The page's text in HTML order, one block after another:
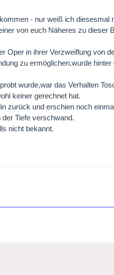
- nur weiß ich diesesmal
von euch Näheres zu dieser
Oper in ihrer Verzweiflung von
zu ermöglichen,wurde
wurde,war das Verhalten
keiner gerechnet hat.
zurück und erschien noch
Tiefe verschwand.
nicht bekannt.